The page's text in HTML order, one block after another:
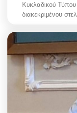
Κυκλαδικού
διακεκριμένου